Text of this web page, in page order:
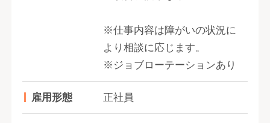
※仕事内容は障がいの状況に
より相談に応じます。
※ジョブローテーションあり
雇用形態 正社員